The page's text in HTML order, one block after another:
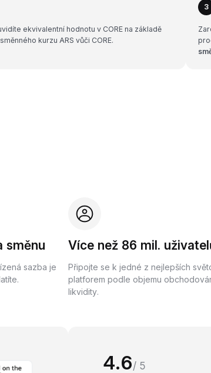
ekvivalentní hodnotu v CORE na základě
kurzu ARS vůči CORE.
3
směnu
sazba je
Více než 86 mil.
Připojte se k jedné z nejlepších
platforem podle objemu
likvidity.
4.6/ 5